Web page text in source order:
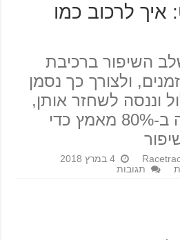
לרכוב כמו
השיפור ברכיבת
ולצורך כך נסמן
וננסה לשחזר אותן,
אבל נעשה את זה ב-80% מאמץ כדי
4 במרץ 2018
תגובות